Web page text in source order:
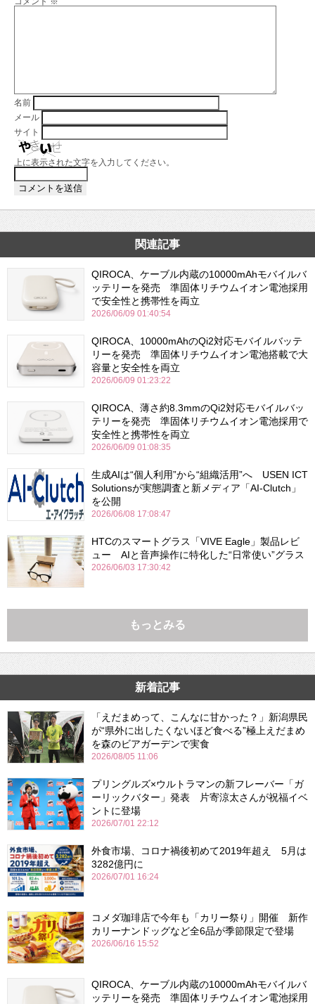
名前
メール
サイト
上に表示された文字を入力してください。
関連記事
QIROCA、ケーブル内蔵の10000mAhモバイルバ
ッテリーを発売 準固体リチウムイオン電池採用
で安全性と携帯性を両立
2026/06/09 01:40:54
QIROCA、10000mAhのQi2対応モバイルバッテ
リーを発売 準固体リチウムイオン電池搭載で大
容量と安全性を両立
2026/06/09 01:23:22
QIROCA、薄さ約8.3mmのQi2対応モバイルバッ
テリーを発売 準固体リチウムイオン電池採用で
安全性と携帯性を両立
2026/06/09 01:08:35
生成AIは“個人利用”から“組織活用”へ USEN ICT
Solutionsが実態調査と新メディア「AI-Clutch」
を公開
2026/06/08 17:08:47
HTCのスマートグラス「VIVE Eagle」製品レビ
ュー AIと音声操作に特化した“日常使い”グラス
2026/06/03 17:30:42
もっとみる
新着記事
「えだまめって、こんなに甘かった？」新潟県民
が“県外に出したくないほど食べる”極上えだまめ
を森のビアガーデンで実食
2026/08/05 11:06
プリングルズ×ウルトラマンの新フレーバー「ガ
ーリックバター」発表 片寄涼太さんが祝福イベ
ントに登場
2026/07/01 22:12
外食市場、コロナ禍後初めて2019年超え 5月は
3282億円に
2026/07/01 16:24
コメダ珈琲店で今年も「カリー祭り」開催 新作
カリーナンドッグなど全6品が季節限定で登場
2026/06/16 15:52
QIROCA、ケーブル内蔵の10000mAhモバイルバ
ッテリーを発売 準固体リチウムイオン電池採用